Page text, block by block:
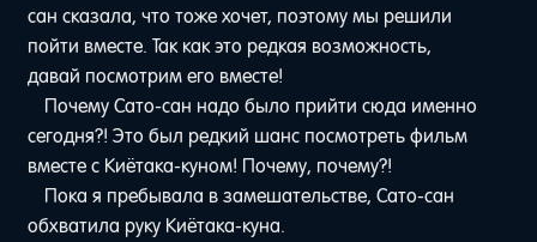
сан сказала, что тоже хочет, поэтому мы решили
пойти вместе. Так как это редкая возможность,
давай посмотрим его вместе!
Почему Сато-сан надо было прийти сюда именно
сегодня?! Это был редкий шанс посмотреть фильм
вместе с Киётака-куном! Почему, почему?!
Пока я пребывала в замешательстве, Сато-сан
обхватила руку Киётака-куна.